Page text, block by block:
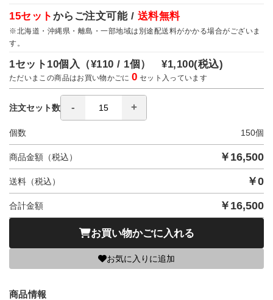
15セット からご注文可能 / 送料無料
※北海道・沖縄県・離島・一部地域は別途配送料がかかる場合がございま
す。
1セット10個入（¥110 / 1個）¥1,100(税込)
ただいまこの商品はお買い物かごに0 セット入っています
注文セット数
個数 150個
商品金額（税込） ￥ 16,500
送料（税込） ￥0
合計金額 ￥ 16,500
お買い物かごに入れる
お気に入りに追加
商品情報